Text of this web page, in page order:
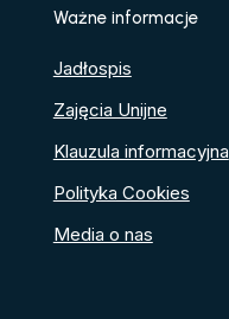
Ważne informacje
Jadłospis
Zajęcia Unijne
Klauzula informacyjna
Polityka Cookies
Media o nas